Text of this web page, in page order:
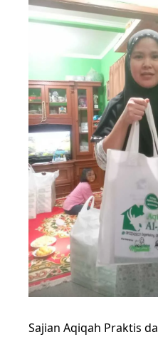
Sajian Aqiqah Praktis